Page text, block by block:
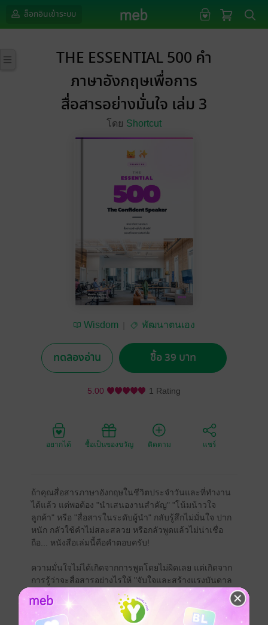
ล็อกอินเข้าระบบ
THE ESSENTIAL 500 คำ
ภาษาอังกฤษเพื่อการ
สื่อสารอย่างมั่นใจ เล่ม 3
โดย Shortcut
Wisdom พัฒนาตนเอง
ทดลองอ่าน ซื้อ 39 บาท
5.00 1 Rating
อยากได้ ซื้อเป็นของขวัญ ติดตาม แชร์
ถ้าคุณสื่อสารภาษาอังกฤษในชีวิตประจำวันและที่ทำงาน
ได้แล้ว แต่พอต้อง "นำเสนองานสำคัญ" "โน้มน้าวใจ
ลูกค้า" หรือ "สื่อสารในระดับผู้นำ" กลับรู้สึกไม่มั่นใจ ปาก
หนัก กลัวใช้คำไม่สละสลวย หรือกลัวพูดแล้วไม่น่าเชื่อ
ถือ... หนังสือเล่มนี้คือคำตอบครับ!
ความมั่นใจไม่ได้เกิดจากการพูดโดยไม่ผิดเลย แต่เกิดจาก
การรู้ว่าจะสื่อสารอย่างไรให้ "จับใจและสร้างแรงบันดาล
ใจ" ให้ผู้ฟังต่างหาก
THE CONFIDENT SPEAKER (Volume 03) จะพาคุณ